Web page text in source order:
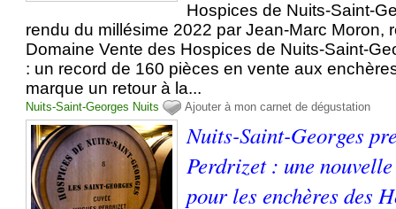
Hospices de Nuits-Saint-
rendu du millésime 2022 par Jean-Marc Moron,
Domaine Vente des Hospices de Nuits-Saint-
: un record de 160 pièces en vente aux
marque un retour à la...
Nuits-Saint-Georges Nuits Ajouter à mon carnet de dégustation
Nuits-Saint-Georges
Perdrizet : une
pour les enchères des